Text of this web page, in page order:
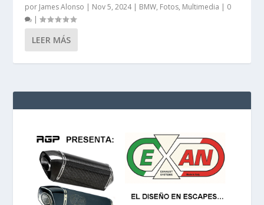
por James Alonso | Nov 5, 2024| BMW, Fotos, Multimedia | 0
|
LEER MÁS